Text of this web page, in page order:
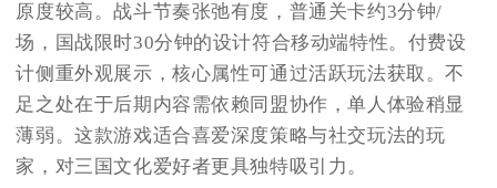
原度较高。战斗节奏张弛有度，普通关卡约3分钟/
场，国战限时30分钟的设计符合移动端特性。付费设
计侧重外观展示，核心属性可通过活跃玩法获取。不
足之处在于后期内容需依赖同盟协作，单人体验稍显
薄弱。这款游戏适合喜爱深度策略与社交玩法的玩
家，对三国文化爱好者更具独特吸引力。